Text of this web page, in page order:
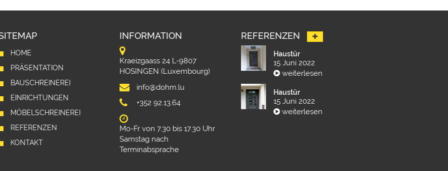
HOME
PRÄSENTATION
BAUSCHREINEREI
EINRICHTUNGEN
MÖBELSCHREINEREI
REFERENZEN
KONTAKT
INFORMATION
Kraeizgaass 24 L-9807
HOSINGEN (Luxembourg)
info@dohm.lu
+352 92.13.64
Mo-Fr von 7.30 bis 17.30 Uhr
Samstag nach
Terminabsprache
REFERENZEN
Haustür
15 Juni 2022
weiterlesen
Haustür
15 Juni 2022
weiterlesen